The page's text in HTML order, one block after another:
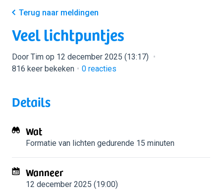
Terug naar meldingen
Veel lichtpuntjes
Door Tim op 12 december 2025 (13:17)
816 keer bekeken
0 reacties
Details
Wat
Formatie van lichten gedurende 15 minuten
Wanneer
12 december 2025 (19:00)